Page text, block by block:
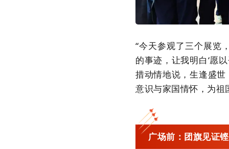
“今天参观了三个展览
的事迹，让我明白‘愿
措动情地说，生逢盛
意识与家国情怀，为
广场前：团旗见证